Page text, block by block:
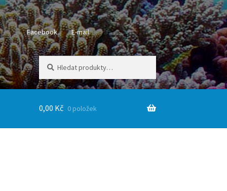
Facebook E-mail
Hledat:
Hledat
0,00 Kč 0 položek